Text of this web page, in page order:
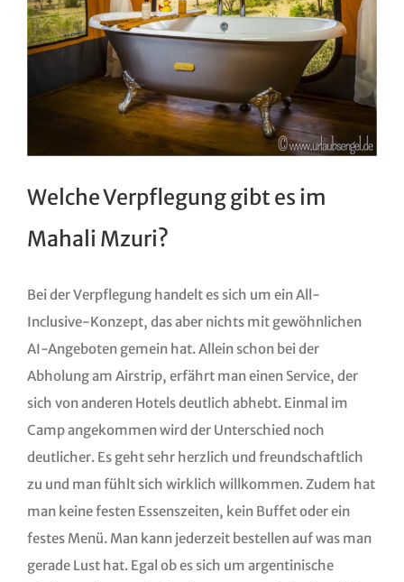
Welche Verpflegung gibt es im
Mahali Mzuri?
Bei der Verpflegung handelt es sich um ein All-
Inclusive-Konzept, das aber nichts mit gewöhnlichen
AI-Angeboten gemein hat. Allein schon bei der
Abholung am Airstrip, erfährt man einen Service, der
sich von anderen Hotels deutlich abhebt. Einmal im
Camp angekommen wird der Unterschied noch
deutlicher. Es geht sehr herzlich und freundschaftlich
zu und man fühlt sich wirklich willkommen. Zudem hat
man keine festen Essenszeiten, kein Buffet oder ein
festes Menü. Man kann jederzeit bestellen auf was man
gerade Lust hat. Egal ob es sich um argentinische